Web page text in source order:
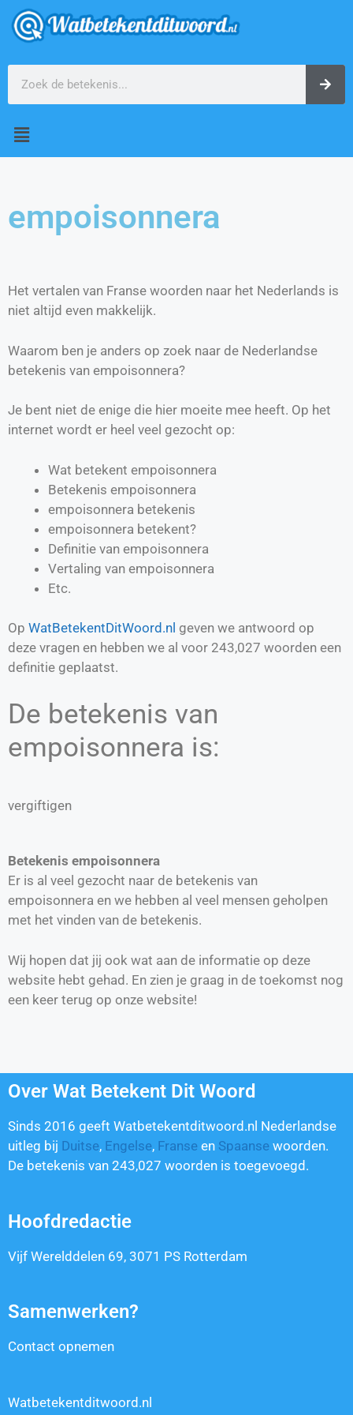
empoisonnera
Het vertalen van Franse woorden naar het Nederlands is
niet altijd even makkelijk.
Waarom ben je anders op zoek naar de Nederlandse
betekenis van empoisonnera?
Je bent niet de enige die hier moeite mee heeft. Op het
internet wordt er heel veel gezocht op:
Wat betekent empoisonnera
Betekenis empoisonnera
empoisonnera betekenis
empoisonnera betekent?
Definitie van empoisonnera
Vertaling van empoisonnera
Etc.
Op WatBetekentDitWoord.nl geven we antwoord op
deze vragen en hebben we al voor 243,027 woorden een
definitie geplaatst.
De betekenis van
empoisonnera is:
vergiftigen
Betekenis empoisonnera
Er is al veel gezocht naar de betekenis van
empoisonnera en we hebben al veel mensen geholpen
met het vinden van de betekenis.
Wij hopen dat jij ook wat aan de informatie op deze
website hebt gehad. En zien je graag in de toekomst nog
een keer terug op onze website!
Over Wat Betekent Dit Woord
Sinds 2016 geeft Watbetekentditwoord.nl Nederlandse
uitleg bij Duitse, Engelse, Franse en Spaanse woorden.
De betekenis van 243,027 woorden is toegevoegd.
Hoofdredactie
Vijf Werelddelen 69, 3071 PS Rotterdam
Samenwerken?
Contact opnemen
Watbetekentditwoord.nl